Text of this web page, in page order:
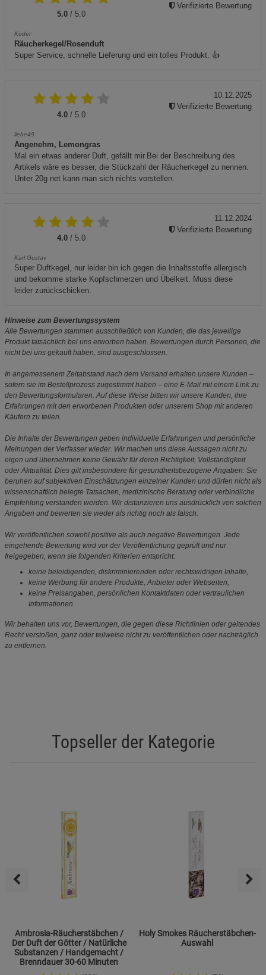
5.0 / 5.0
Köder
Räucherkegel/Rosenduft
Super Service, schnelle Lieferung und ein tolles Produkt. 👍
Verifizierte Bewertung
4.0 / 5.0
liebe49
Angenehm, Lemongras
Mal ein etwas anderer Duft, gefällt mir.Bei der Beschreibung des
Artikels wäre es besser, die Stückzahl der Räucherkegel zu nennen.
Unter 20g net kann man sich nichts vorstellen.
10.12.2025
Verifizierte Bewertung
4.0 / 5.0
Karl Gustav
Super Duftkegel, nur leider bin ich gegen die Inhaltsstoffe allergisch
und bekomme starke Kopfschmerzen und Übelkeit. Muss diese
leider zurückschicken.
11.12.2024
Verifizierte Bewertung
Hinweise zum Bewertungssystem
Alle Bewertungen stammen ausschließlich von Kunden, die das jeweilige
Produkt tatsächlich bei uns erworben haben. Bewertungen durch Personen, die
nicht bei uns gekauft haben, sind ausgeschlossen.
In angemessenem Zeitabstand nach dem Versand erhalten unsere Kunden –
sofern sie im Bestellprozess zugestimmt haben – eine E-Mail mit einem Link zu
den Bewertungsformularen. Auf diese Weise bitten wir unsere Kunden, ihre
Erfahrungen mit den erworbenen Produkten oder unserem Shop mit anderen
Käufern zu teilen.
Die Inhalte der Bewertungen geben individuelle Erfahrungen und persönliche
Meinungen der Verfasser wieder. Wir machen uns diese Aussagen nicht zu
eigen und übernehmen keine Gewähr für deren Richtigkeit, Vollständigkeit
oder Aktualität. Dies gilt insbesondere für gesundheitsbezogene Angaben: Sie
beruhen auf subjektiven Einschätzungen einzelner Kunden und dürfen nicht als
wissenschaftlich belegte Tatsachen, medizinische Beratung oder verbindliche
Empfehlung verstanden werden. Wir distanzieren uns ausdrücklich von solchen
Angaben und bewerten sie weder als richtig noch als falsch.
Wir veröffentlichen sowohl positive als auch negative Bewertungen. Jede
eingehende Bewertung wird vor der Veröffentlichung geprüft und nur
freigegeben, wenn sie folgenden Kriterien entspricht:
keine beleidigenden, diskriminierenden oder rechtswidrigen Inhalte,
keine Werbung für andere Produkte, Anbieter oder Webseiten,
keine Preisangaben, persönlichen Kontaktdaten oder vertraulichen
Informationen.
Wir behalten uns vor, Bewertungen, die gegen diese Richtlinien oder geltendes
Recht verstoßen, ganz oder teilweise nicht zu veröffentlichen oder nachträglich
zu entfernen.
Topseller der Kategorie
Ambrosia-Räucherstäbchen /
Der Duft der Götter / Natürliche
Substanzen / Handgemacht /
Brenndauer 30-60 Minuten
Holy Smokes Räucherstäbchen-
Auswahl